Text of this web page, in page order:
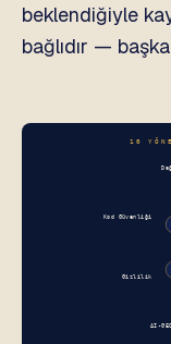
beklendiğiyle
bağlıdır —